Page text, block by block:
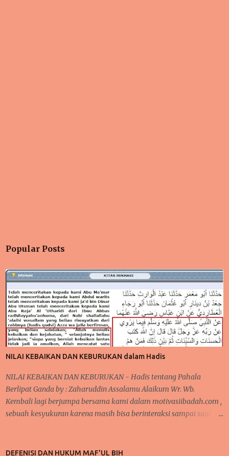
Popular Posts
NILAI KEBAIKAN DAN KEBURUKAN dalam Hadis
NILAI KEBAIKAN DAN KEBURUKAN - Hadis tentang Pahala
Berlipat Ganda by : Zaharuddin Assalamu Alaikum Wr. Wb.
Kembali lagi berjumpa bersama kami dalam motivasiibadah.com ,
sebuah kesyukuran karena masih bisa berinteraksi sampai saat
kebaikan dan menjauhkan kita dari jalan keburukan. Pada
DEFENISI DAN HUKUM MAF'UL BIH